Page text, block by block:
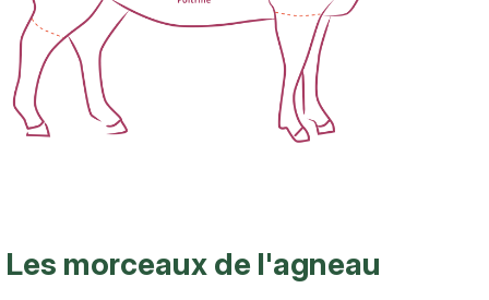
Les morceaux de l'agneau